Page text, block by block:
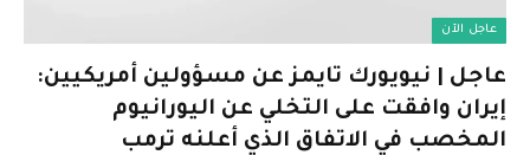
عاجل الآن
عاجل | نيويورك تايمز عن مسؤولين أمريكيين:
إيران وافقت على التخلي عن اليورانيوم
المخصب في الاتفاق الذي أعلنه ترمب